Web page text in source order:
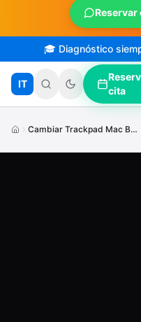
🎓 Diagnóstico
IT
cita
Cambiar Trackpad Mac Book